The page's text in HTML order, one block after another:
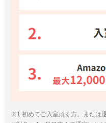
※1 初めてご入室頂く方。または